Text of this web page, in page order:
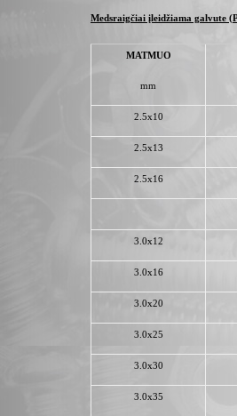
Medsraigčiai įleidžiama galvute
MATMUO
mm
2.5x10
2.5x13
2.5x16
3.0x12
3.0x16
3.0x20
3.0x25
3.0x30
3.0x35